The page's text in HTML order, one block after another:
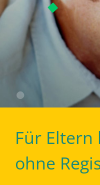
Für Eltern
ohne